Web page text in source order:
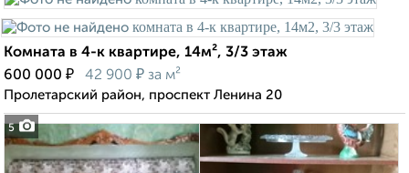
5
Комната в 4-к квартире, 14м², 3/3 этаж
600 000 ₽ 42 900 ₽ за м²
Пролетарский район, проспект Ленина 20